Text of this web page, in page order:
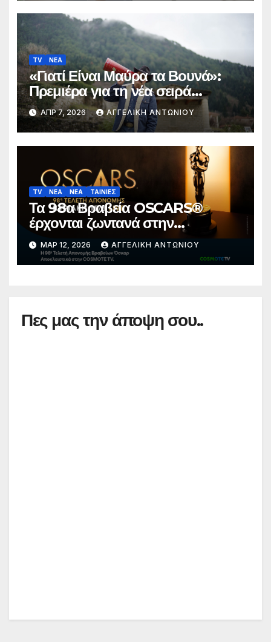
TV ΝΕΑ
«Γιατί Είναι Μαύρα τα Βουνά»:
Πρεμιέρα για τη νέα σειρά
ντοκιμαντέρ σε συμπαραγωγή
COSMOTE TV
ΑΠΡ 7, 2026 ΑΓΓΕΛΙΚΉ ΑΝΤΩΝΊΟΥ
TV ΝΕΑ ΝΕΑ ΤΑΙΝΙΕΣ
Τα 98α Βραβεία OSCARS®
έρχονται ζωντανά στην
COSMOTE TV
ΜΑΡ 12, 2026 ΑΓΓΕΛΙΚΉ ΑΝΤΩΝΊΟΥ
Πες μας την άποψη σου..